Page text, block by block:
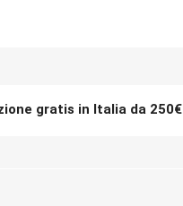
gratis in Italia da 250€